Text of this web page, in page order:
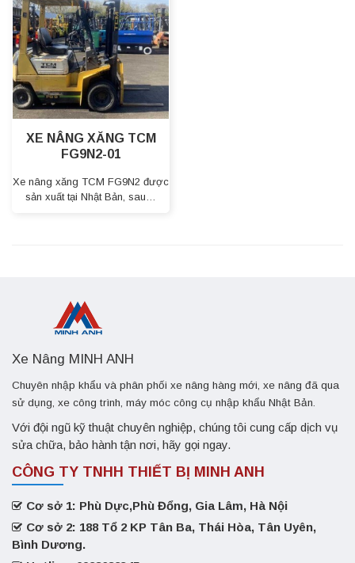
XE NÂNG XĂNG TCM
FG9N2-01
Xe nâng xăng TCM FG9N2 được
sản xuất tại Nhật Bản, sau…
Xe Nâng MINH ANH
Chuyên nhập khẩu và phân phối xe nâng hàng mới, xe nâng đã qua
sử dụng, xe công trình, máy móc công cụ nhập khẩu Nhật Bản.
Với đội ngũ kỹ thuật chuyên nghiệp, chúng tôi cung cấp dịch vụ
sửa chữa, bảo hành tận nơi, hãy gọi ngay.
CÔNG TY TNHH THIẾT BỊ MINH ANH
Cơ sở 1: Phù Dực,Phù Đổng, Gia Lâm, Hà Nội
Cơ sở 2: 188 Tổ 2 KP Tân Ba, Thái Hòa, Tân Uyên,
Bình Dương.